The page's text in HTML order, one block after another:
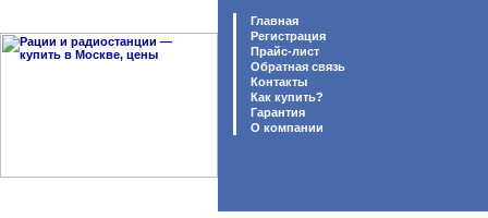
Главная
Регистрация
Прайс-лист
Обратная связь
Контакты
Как купить?
Гарантия
O компании